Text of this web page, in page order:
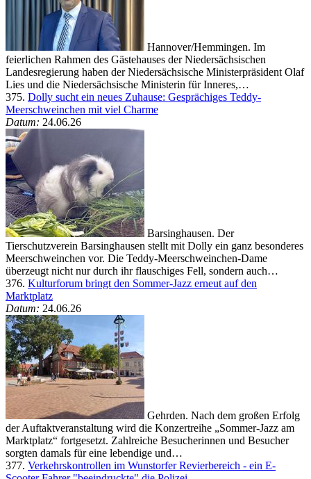
Hannover/Hemmingen. Im
feierlichen Rahmen des Gästehauses der Niedersächsischen
Landesregierung haben der Niedersächsische Ministerpräsident Olaf
Lies und die Niedersächsische Ministerin für Inneres,…
375. Dolly sucht ein neues Zuhause: Gesprächiges Teddy-
Meerschweinchen mit viel Charme
Datum: 24.06.26
Barsinghausen. Der
Tierschutzverein Barsinghausen stellt mit Dolly ein ganz besonderes
Meerschweinchen vor. Die Teddy-Meerschweinchen-Dame
überzeugt nicht nur durch ihr flauschiges Fell, sondern auch…
376. Kulturforum bringt den Sommer-Jazz erneut auf den
Marktplatz
Datum: 24.06.26
Gehrden. Nach dem großen Erfolg
der Auftaktveranstaltung wird die Konzertreihe „Sommer-Jazz am
Marktplatz“ fortgesetzt. Zahlreiche Besucherinnen und Besucher
sorgten damals für eine lebendige und…
377. Verkehrskontrollen im Wunstorfer Revierbereich - ein E-